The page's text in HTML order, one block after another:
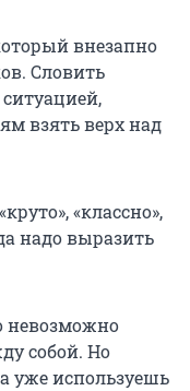
внезапно
Словить
взять верх над
«классно»,
надо выразить
невозможно
собой. Но
уже используешь